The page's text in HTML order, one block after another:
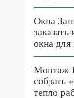
Окна
окна для
Монтаж
собрать
тепло